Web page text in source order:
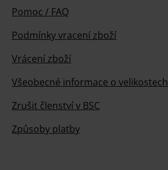
Pomoc / FAQ
Podmínky vracení zboží
Vrácení zboží
Všeobecné informace o velikostech
Zrušit členství v BSC
Způsoby platby